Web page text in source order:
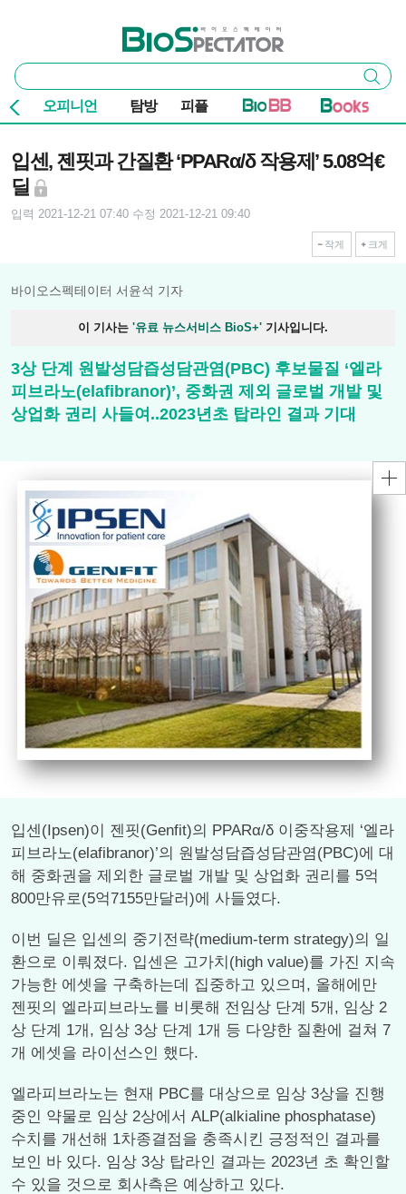
바이오스펙테이터
통
합
검
색
검색
오피니언 탐방 피플
입센, 젠핏과 간질환 ‘PPARα/δ 작용제’ 5.08억€
딜
입력 2021-12-21 07:40 수정 2021-12-21 09:40
작게 크게
바이오스펙테이터 서윤석 기자
이 기사는 '유료 뉴스서비스 BioS+' 기사입니다.
3상 단계 원발성담즙성담관염(PBC) 후보물질 ‘엘라
피브라노(elafibranor)’, 중화권 제외 글로벌 개발 및
상업화 권리 사들여..2023년초 탑라인 결과 기대
입센(Ipsen)이 젠핏(Genfit)의 PPARα/δ 이중작용제 ‘엘라
피브라노(elafibranor)’의 원발성담즙성담관염(PBC)에 대
해 중화권을 제외한 글로벌 개발 및 상업화 권리를 5억
800만유로(5억7155만달러)에 사들였다.
이번 딜은 입센의 중기전략(medium-term strategy)의 일
환으로 이뤄졌다. 입센은 고가치(high value)를 가진 지속
가능한 에셋을 구축하는데 집중하고 있으며, 올해에만
젠핏의 엘라피브라노를 비롯해 전임상 단계 5개, 임상 2
상 단계 1개, 임상 3상 단계 1개 등 다양한 질환에 걸쳐 7
개 에셋을 라이선스인 했다.
엘라피브라노는 현재 PBC를 대상으로 임상 3상을 진행
중인 약물로 임상 2상에서 ALP(alkialine phosphatase)
수치를 개선해 1차종결점을 충족시킨 긍정적인 결과를
보인 바 있다. 임상 3상 탑라인 결과는 2023년 초 확인할
수 있을 것으로 회사측은 예상하고 있다.